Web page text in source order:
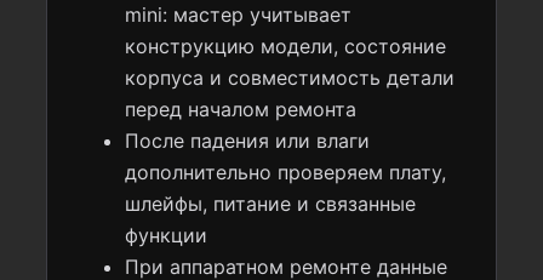
mini: мастер учитывает
конструкцию модели, состояние
корпуса и совместимость детали
перед началом ремонта
После падения или влаги
дополнительно проверяем плату,
шлейфы, питание и связанные
функции
При аппаратном ремонте данные